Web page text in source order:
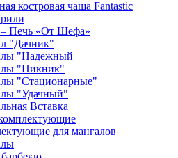
костровая чаша Fantastic
– Печь «От Шефа»
"Дачник"
"Надежный
"Пикник"
"Стационарные"
"Удачный"
Вставка
для мангалов